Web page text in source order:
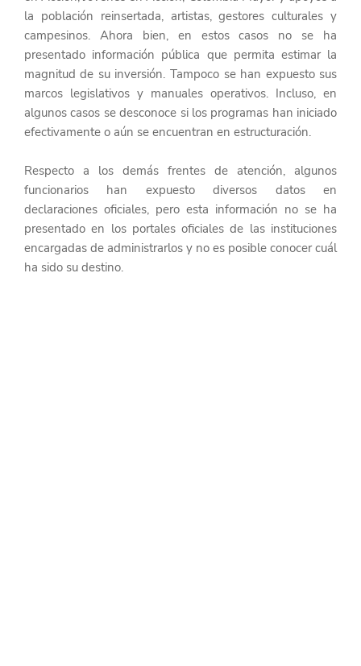
la población reinsertada, artistas, gestores culturales y
campesinos. Ahora bien, en estos casos no se ha
presentado información pública que permita estimar la
magnitud de su inversión. Tampoco se han expuesto sus
marcos legislativos y manuales operativos. Incluso, en
algunos casos se desconoce si los programas han iniciado
efectivamente o aún se encuentran en estructuración.
Respecto a los demás frentes de atención, algunos
funcionarios han expuesto diversos datos en
declaraciones oficiales, pero esta información no se ha
presentado en los portales oficiales de las instituciones
encargadas de administrarlos y no es posible conocer cuál
ha sido su destino.